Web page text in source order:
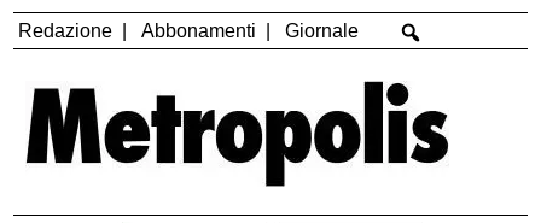
Redazione Abbonamenti Giornale